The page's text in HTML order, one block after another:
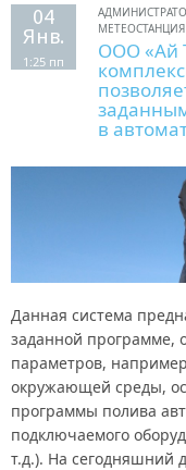
04
Янв.
1:25 пп
МЕТЕОСТАНЦИЯ
ООО «Ай
в
Данная система
заданной программе,
параметров,
окружающей среды,
программы полива
подключаемого
т.д.). На сегодняшний